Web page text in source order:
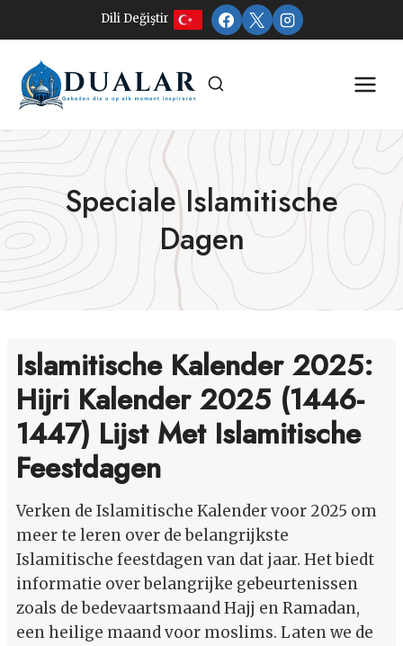
naar
inhoud
Dili Değiştir
Speciale Islamitische
Dagen
Islamitische Kalender 2025:
Hijri Kalender 2025 (1446-
1447) Lijst Met Islamitische
Feestdagen
Verken de Islamitische Kalender voor 2025 om
meer te leren over de belangrijkste
Islamitische feestdagen van dat jaar. Het biedt
informatie over belangrijke gebeurtenissen
zoals de bedevaartsmaand Hajj en Ramadan,
een heilige maand voor moslims. Laten we de